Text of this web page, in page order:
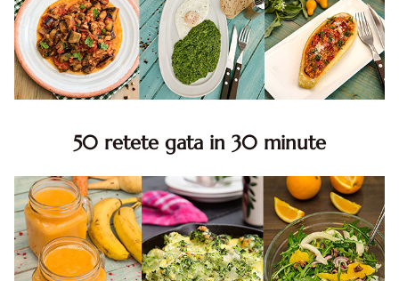
50 retete gata in 30 minute
minute. Retete rapide. Retete rapide de mancare. Idei
retete mancare rapid